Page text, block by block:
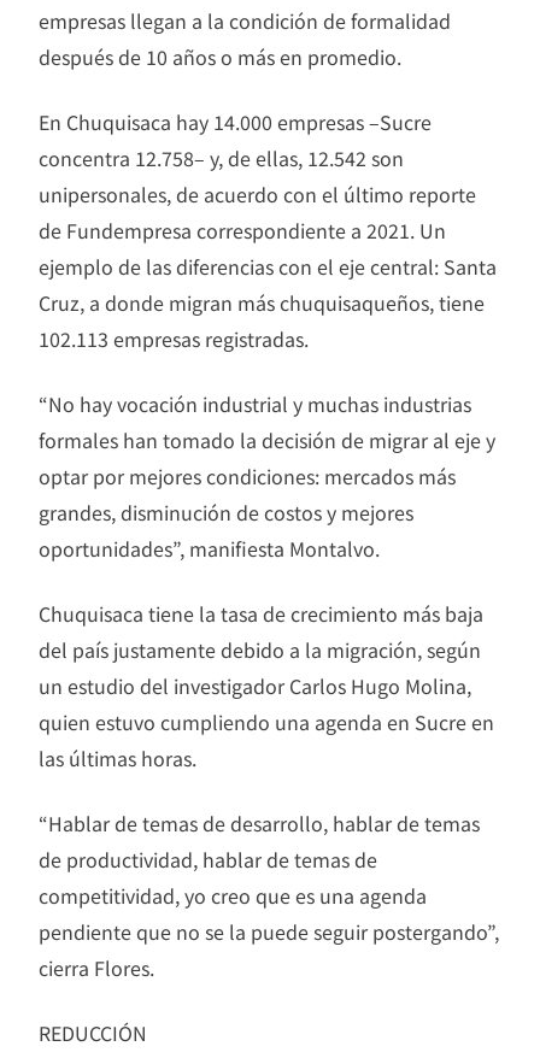
empresas llegan a la condición de formalidad
después de 10 años o más en promedio.
En Chuquisaca hay 14.000 empresas –Sucre
concentra 12.758– y, de ellas, 12.542 son
unipersonales, de acuerdo con el último reporte
de Fundempresa correspondiente a 2021. Un
ejemplo de las diferencias con el eje central: Santa
Cruz, a donde migran más chuquisaqueños, tiene
102.113 empresas registradas.
“No hay vocación industrial y muchas industrias
formales han tomado la decisión de migrar al eje y
optar por mejores condiciones: mercados más
grandes, disminución de costos y mejores
oportunidades”, manifiesta Montalvo.
Chuquisaca tiene la tasa de crecimiento más baja
del país justamente debido a la migración, según
un estudio del investigador Carlos Hugo Molina,
quien estuvo cumpliendo una agenda en Sucre en
las últimas horas.
“Hablar de temas de desarrollo, hablar de temas
de productividad, hablar de temas de
competitividad, yo creo que es una agenda
pendiente que no se la puede seguir postergando”,
cierra Flores.
REDUCCIÓN